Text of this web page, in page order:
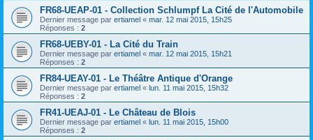
FR68-UEAP-01 - Collection Schlumpf La Cité de l'Automobile
Dernier message par ertiamel « mar. 12 mai 2015, 15h25
Réponses : 2
FR68-UEBY-01 - La Cité du Train
Dernier message par ertiamel « mar. 12 mai 2015, 15h21
Réponses : 2
FR84-UEAY-01 - Le Théâtre Antique d'Orange
Dernier message par ertiamel « lun. 11 mai 2015, 15h32
Réponses : 2
FR41-UEAJ-01 - Le Château de Blois
Dernier message par ertiamel « lun. 11 mai 2015, 15h00
Réponses : 2